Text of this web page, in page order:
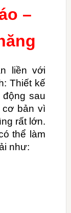
–
liền với
Thiết kế
sau
cơ bản vì
rất lớn.
thể làm
như: